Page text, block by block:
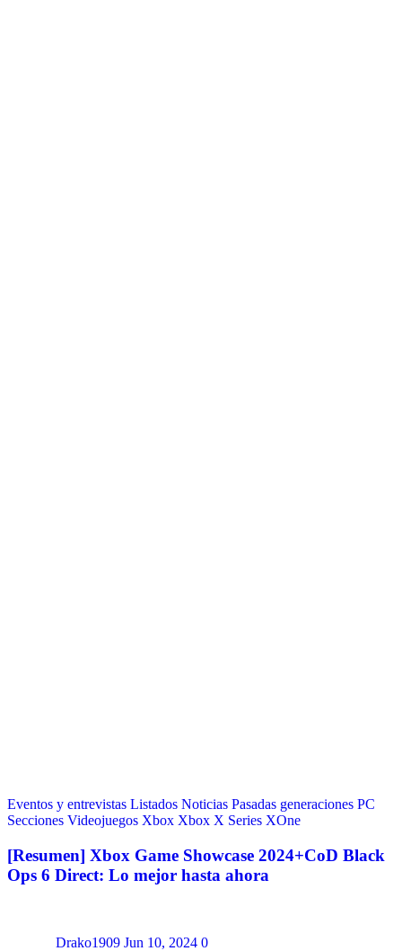
Eventos y entrevistas Listados Noticias Pasadas generaciones PC
Secciones Videojuegos Xbox Xbox X Series XOne
[Resumen] Xbox Game Showcase 2024+CoD Black
Ops 6 Direct: Lo mejor hasta ahora
Drako1909 Jun 10, 2024 0